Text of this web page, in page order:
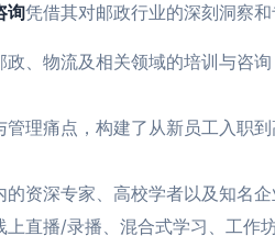
询凭借其对邮政行业的深刻洞察
政、物流及相关领域的培训与咨
理痛点，构建了从新员工入职
资深专家、高校学者以及知名
上直播/录播、混合式学习、工作